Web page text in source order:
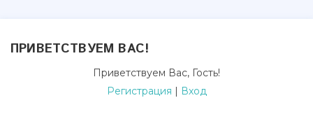
ПРИВЕТСТВУЕМ ВАС!
Приветствуем Вас, Гость!
Регистрация | Вход